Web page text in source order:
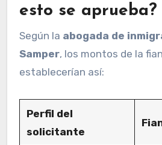
esto se aprueba?
Según la abogada de
Samper, los montos de la
establecerían así:
Perfil del
solicitante